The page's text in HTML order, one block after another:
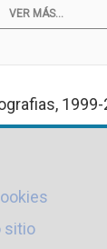
VER MÁS...
1999-
sitio